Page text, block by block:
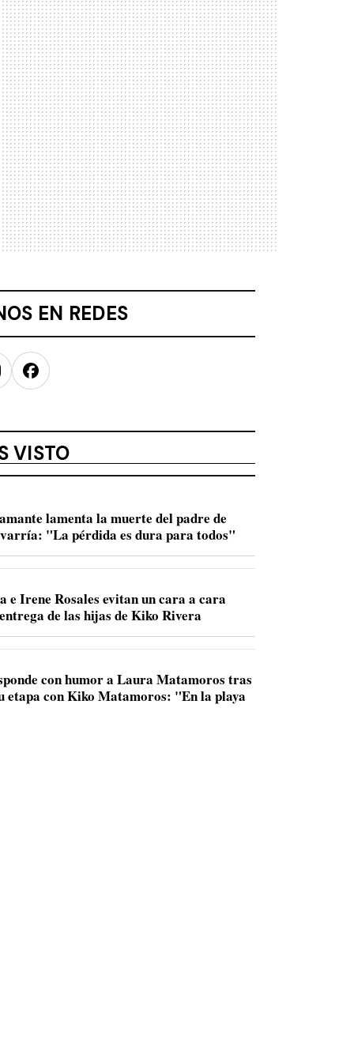
EN REDES
Facebook
VISTO
lamenta la muerte del padre de
"La pérdida es dura para todos"
e Irene Rosales evitan un cara a cara
de las hijas de Kiko Rivera
con humor a Laura Matamoros tras
etapa con Kiko Matamoros: "En la playa